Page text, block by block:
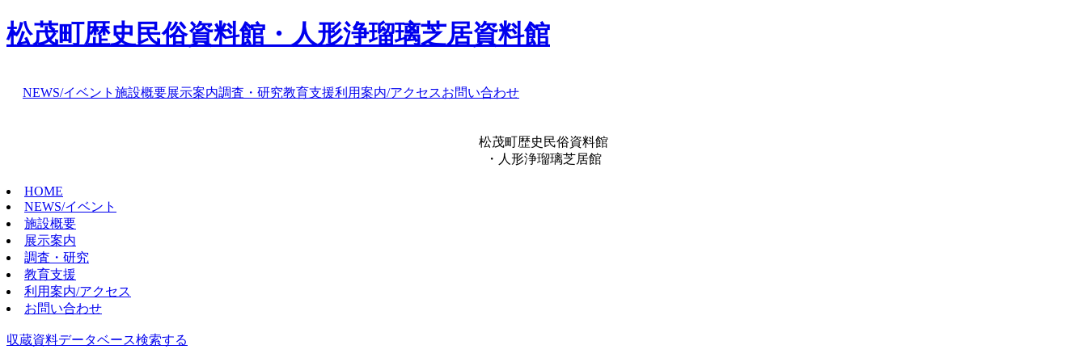
松茂町歴史民俗資料館・人形浄瑠璃芝居資料館
NEWS/イベント 施設概要展示案内調査・研究教育支援利用案内/アクセスお問い合わせ
松茂町歴史民俗資料館
・人形浄瑠璃芝居館
HOME
NEWS/イベント
施設概要
展示案内
調査・研究
教育支援
利用案内/アクセス
お問い合わせ
収蔵資料データベース検索する